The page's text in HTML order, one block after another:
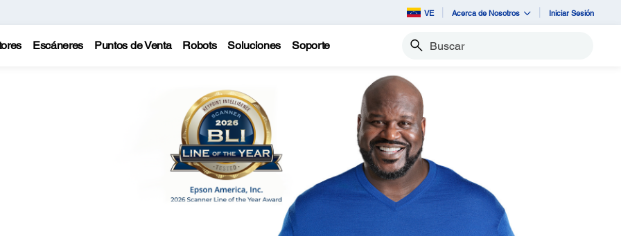
VE Acerca de Nosotros Iniciar Sesión
Escáneres Puntos de Venta Robots Soluciones Soporte Buscar